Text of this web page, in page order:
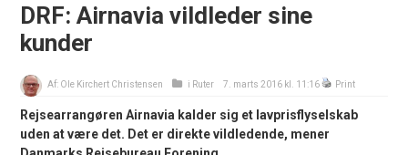
DRF: Airnavia vildleder sine
kunder
Af: Ole Kirchert Christensen i Ruter 7. marts 2016 kl. 11:16 Print
Rejsearrangøren Airnavia kalder sig et lavprisflyselskab
uden at være det. Det er direkte vildledende, mener